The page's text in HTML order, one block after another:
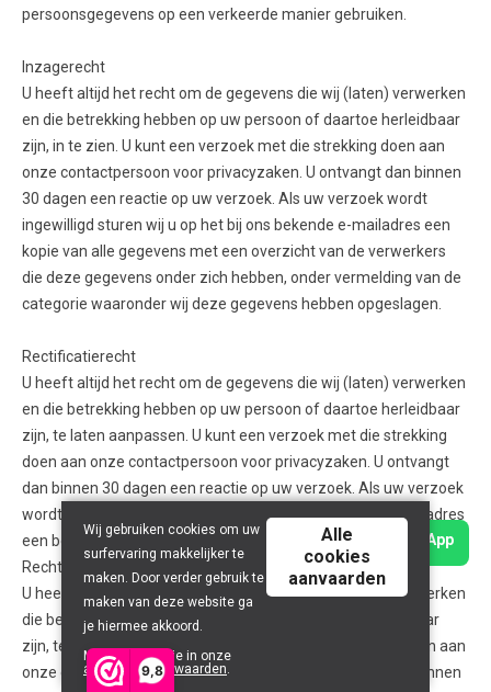
9,8
persoonsgegevens op een verkeerde manier gebruiken.
Inzagerecht
U heeft altijd het recht om de gegevens die wij (laten) verwerken
en die betrekking hebben op uw persoon of daartoe herleidbaar
zijn, in te zien. U kunt een verzoek met die strekking doen aan
onze contactpersoon voor privacyzaken. U ontvangt dan binnen
30 dagen een reactie op uw verzoek. Als uw verzoek wordt
ingewilligd sturen wij u op het bij ons bekende e-mailadres een
kopie van alle gegevens met een overzicht van de verwerkers
die deze gegevens onder zich hebben, onder vermelding van de
categorie waaronder wij deze gegevens hebben opgeslagen.
Rectificatierecht
U heeft altijd het recht om de gegevens die wij (laten) verwerken
en die betrekking hebben op uw persoon of daartoe herleidbaar
zijn, te laten aanpassen. U kunt een verzoek met die strekking
doen aan onze contactpersoon voor privacyzaken. U ontvangt
dan binnen 30 dagen een reactie op uw verzoek. Als uw verzoek
wordt ingewilligd sturen wij u op het bij ons bekende e-mailadres
een bevestiging dat de gegevens zijn aangepast.
Recht op beperking van de verwerking
U heeft altijd het recht om de gegevens die wij (laten) verwerken
die betrekking hebben op uw persoon of daartoe herleidbaar
zijn, te beperken. U kunt een verzoek met die strekking doen aan
onze contactpersoon voor privacyzaken. U ontvangt dan binnen
Bereik ons via WhatsApp
Wij gebruiken cookies om uw
surfervaring makkelijker te
maken. Door verder gebruik te
maken van deze website ga
je hiermee akkoord.
Meer info vind je in onze
algemene voorwaarden.
Alle
cookies
aanvaarden